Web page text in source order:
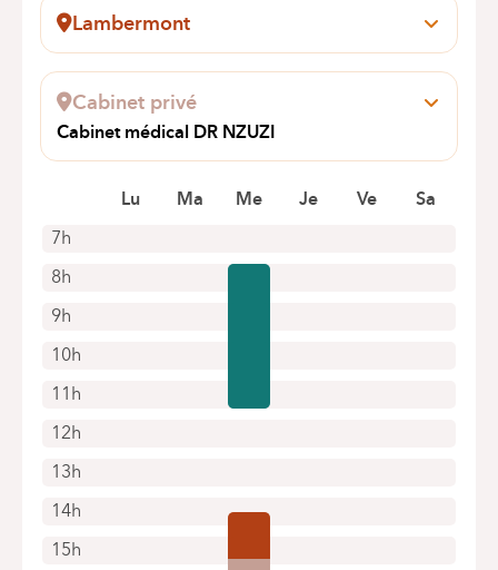
1083 Bruxelles (Ganshoren)
Lambermont
Rue des Pensées, 1-5
1030 Schaerbeek
Prendre rendez-vous en ligne
Cabinet privé
Cabinet médical DR NZUZI
Kerpenerstrasse 5
7h
8h
9h
10h
11h
12h
13h
14h
15h
Lu Ma Me Je Ve Sa